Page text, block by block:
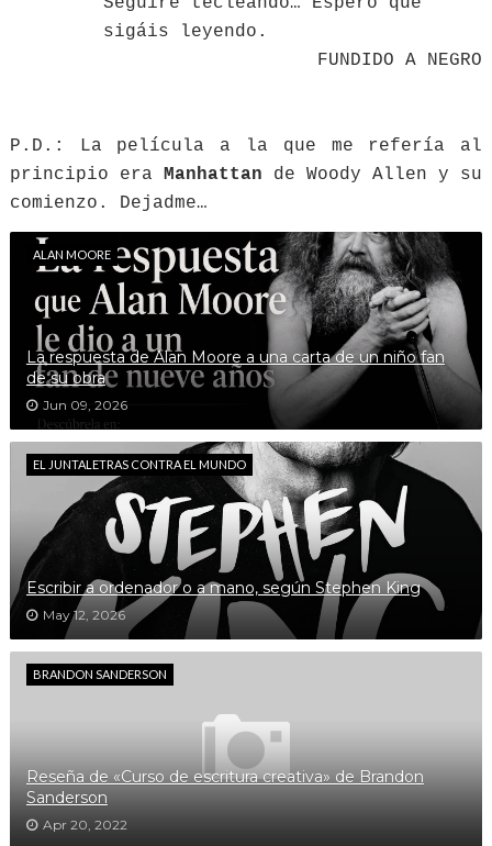
sigáis leyendo.
FUNDIDO A NEGRO
P.D.: La película a la que me refería al
principio era Manhattan de Woody Allen y su
comienzo. Dejadme…
ALAN MOORE
La respuesta de Alan Moore a una carta de un niño fan
de su obra
Jun 09, 2026
EL JUNTALETRAS CONTRA EL MUNDO
Escribir a ordenador o a mano, según Stephen King
May 12, 2026
BRANDON SANDERSON
Reseña de «Curso de escritura creativa» de Brandon
Sanderson
Apr 20, 2022